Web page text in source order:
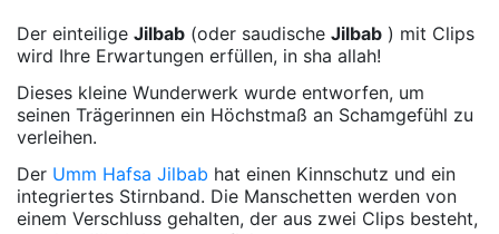
Der einteilige Jilbab (oder saudische Jilbab ) mit Clips
wird Ihre Erwartungen erfüllen, in sha allah!
Dieses kleine Wunderwerk wurde entworfen, um
seinen Trägerinnen ein Höchstmaß an Schamgefühl zu
verleihen.
Der Umm Hafsa Jilbab hat einen Kinnschutz und ein
integriertes Stirnband. Die Manschetten werden von
einem Verschluss gehalten, der aus zwei Clips besteht,